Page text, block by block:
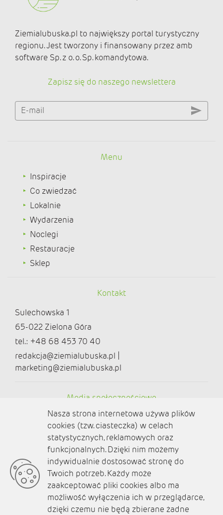
Ziemialubuska.pl to największy portal turystyczny
regionu. Jest tworzony i finansowany przez amb
software Sp. z o. o. Sp. komandytowa.
Zapisz się do naszego newslettera
E-mail
Menu
Inspiracje
Co zwiedzać
Lokalnie
Wydarzenia
Noclegi
Restauracje
Sklep
Kontakt
Sulechowska 1
65-022 Zielona Góra
tel.: +48 68 453 70 40
redakcja@ziemialubuska.pl |
marketing@ziemialubuska.pl
Media społecznościowe
O nas
Kontakt
Polityka prywatności
Nasza strona internetowa używa plików
cookies (tzw. ciasteczka) w celach
statystycznych, reklamowych oraz
funkcjonalnych. Dzięki nim możemy
indywidualnie dostosować stronę do
Twoich potrzeb. Każdy może
zaakceptować pliki cookies albo ma
możliwość wyłączenia ich w przeglądarce,
dzięki czemu nie będą zbierane żadne